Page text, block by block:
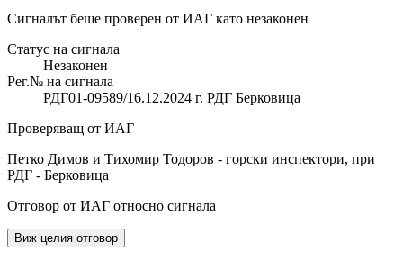
Сигналът беше проверен от ИАГ като незаконен
Статус на сигнала
Незаконен
Рег.№ на сигнала
РДГ01-09589/16.12.2024 г. РДГ Берковица
Проверяващ от ИАГ
Петко Димов и Тихомир Тодоров - горски инспектори, при
РДГ - Берковица
Отговор от ИАГ относно сигнала
Виж целия отговор